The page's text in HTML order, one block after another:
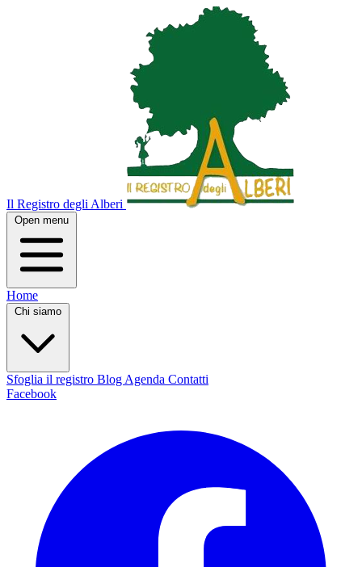
Il Registro degli Alberi
Open menu
Home
Chi siamo
Sfoglia il registro Blog Agenda Contatti
Facebook